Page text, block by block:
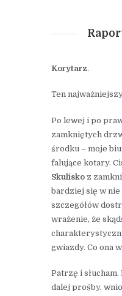
Korytarz.
Ten
Po lewej i po
zamkniętych
środku – moje
falujące kotary.
Skulisko z
bardziej się w
szczegółów
wrażenie, że
gwiazdy. Co ona
Patrzę i
dalej prośby,